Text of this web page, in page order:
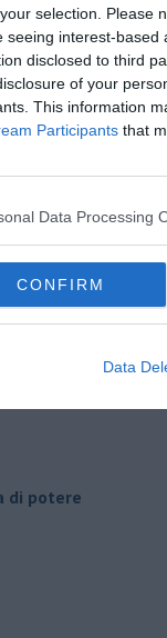
selection. Please
seeing interest-
disclosed to third
of your
This information
Participants that
Data Processing
CONFIRM
Data
di potere